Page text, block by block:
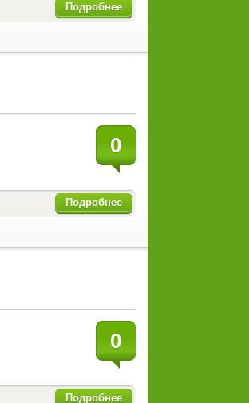
Подробнее
0
Подробнее
0
Подробнее